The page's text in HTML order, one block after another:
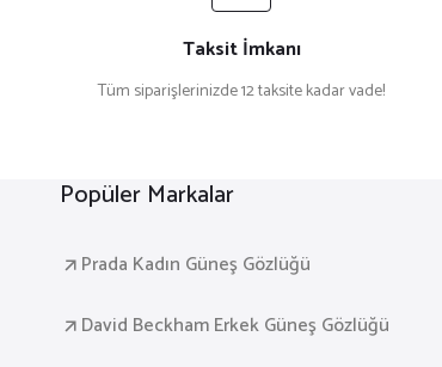
Taksit İmkanı
Tüm siparişlerinizde 12 taksite kadar vade!
Popüler Markalar
Prada Kadın Güneş Gözlüğü
David Beckham Erkek Güneş Gözlüğü